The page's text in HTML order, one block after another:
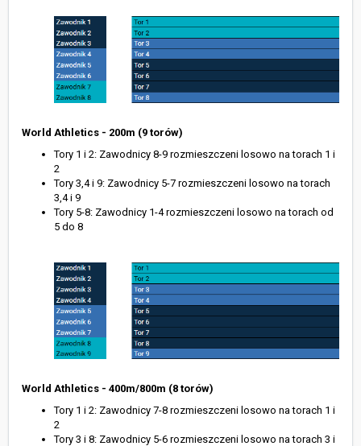
World Athletics - 200m (9 torów)
Tory 1 i 2: Zawodnicy 8-9 rozmieszczeni losowo na torach 1 i
2
Tory 3,4 i 9: Zawodnicy 5-7 rozmieszczeni losowo na torach
3,4 i 9
Tory 5-8: Zawodnicy 1-4 rozmieszczeni losowo na torach od
5 do 8
World Athletics - 400m/800m (8 torów)
Tory 1 i 2: Zawodnicy 7-8 rozmieszczeni losowo na torach 1 i
2
Tory 3 i 8: Zawodnicy 5-6 rozmieszczeni losowo na torach 3 i